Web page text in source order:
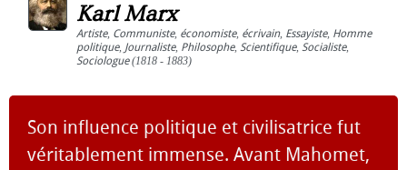
Karl Marx
Artiste, Communiste, économiste, écrivain, Essayiste, Homme
politique, Journaliste, Philosophe, Scientifique, Socialiste,
Sociologue(1818 - 1883)
Son influence politique et civilisatrice fut
véritablement immense. Avant Mahomet,